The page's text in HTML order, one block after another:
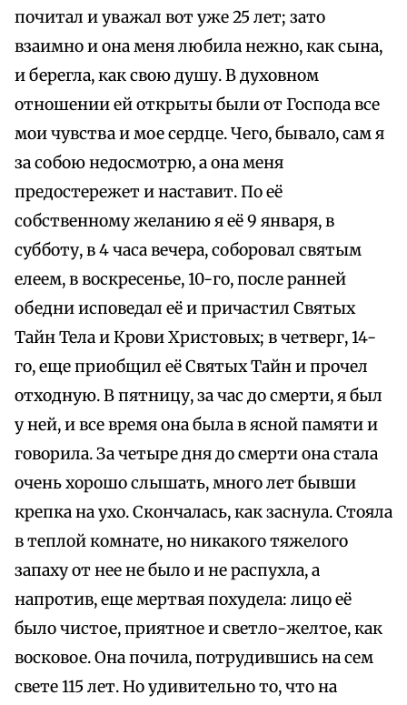
почитал и уважал вот уже 25 лет; зато
взаимно и она меня любила нежно, как сына,
и берегла, как свою душу. В духовном
отношении ей открыты были от Господа все
мои чувства и мое сердце. Чего, бывало, сам я
за собою недосмотрю, а она меня
предостережет и наставит. По её
собственному желанию я её 9 января, в
субботу, в 4 часа вечера, соборовал святым
елеем, в воскресенье, 10-го, после ранней
обедни исповедал её и причастил Святых
Тайн Тела и Крови Христовых; в четверг, 14-
го, еще приобщил её Святых Тайн и прочел
отходную. В пятницу, за час до смерти, я был
у ней, и все время она была в ясной памяти и
говорила. За четыре дня до смерти она стала
очень хорошо слышать, много лет бывши
крепка на ухо. Скончалась, как заснула. Стояла
в теплой комнате, но никакого тяжелого
запаху от нее не было и не распухла, а
напротив, еще мертвая похудела: лицо её
было чистое, приятное и светло-желтое, как
восковое. Она почила, потрудившись на сем
свете 115 лет. Но удивительно то, что на